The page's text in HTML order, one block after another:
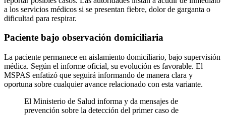
a los servicios médicos si se presentan fiebre, dolor de garganta o
dificultad para respirar.
Paciente bajo observación domiciliaria
La paciente permanece en aislamiento domiciliario, bajo supervisión
médica. Según el informe oficial, su evolución es favorable. El
MSPAS enfatizó que seguirá informando de manera clara y
oportuna sobre cualquier avance relacionado con esta variante.
El Ministerio de Salud informa y da mensajes de
prevención sobre la detección del primer caso de